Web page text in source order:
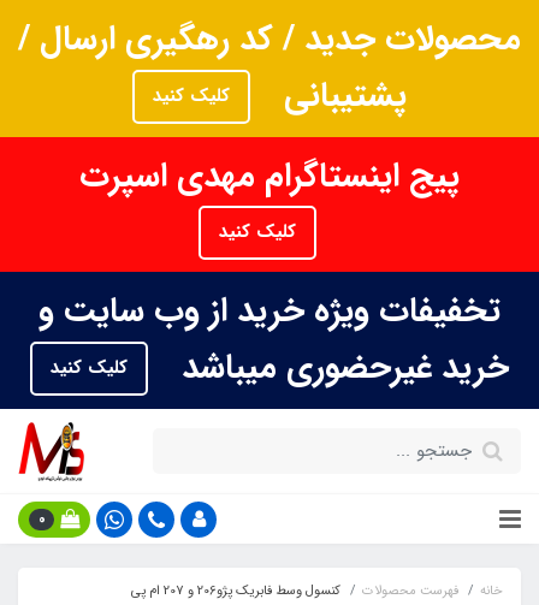
محصولات جدید / کد رهگیری ارسال /
پشتیبانی
کلیک کنید
پیج اینستاگرام مهدی اسپرت
کلیک کنید
تخفیفات ویژه خرید از وب سایت و
خرید غیرحضوری میباشد
کلیک کنید
0
خانه فهرست محصولات کنسول وسط فابریک پژو206 و 207 ام پی